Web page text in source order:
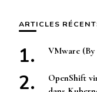
ARTICLES
VMware (By
OpenShift